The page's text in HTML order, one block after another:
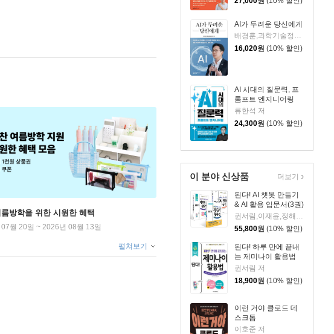
AI가 두려운 당신에게
배경훈,과학기술정보통신부 저
16,020원 (10% 할인)
AI 시대의 질문력, 프
롬프트 엔지니어링
류한석 저
24,300원 (10% 할인)
이 분야 신상품
된다! AI 챗봇 만들기
& AI 활용 입문서(3권)
권서림,이재윤,정해준,프롬프트 크리에이터 저
55,800원 (10% 할인)
된다! 하루 만에 끝내
는 제미나이 활용법
권서림 저
18,900원 (10% 할인)
이런 거야 클로드 데
스크톱
이호준 저
더보기
방학을 위한 시원한 혜택
월 20일 ~ 2026년 08월 13일
펼쳐보기